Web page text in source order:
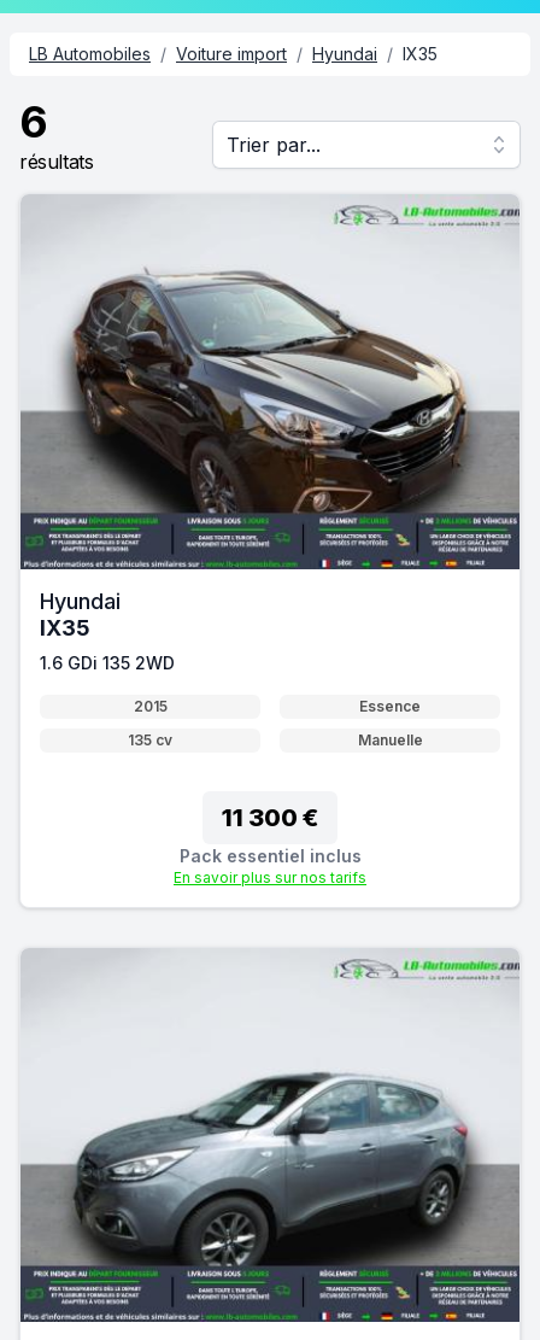
LB Automobiles / Voiture import / Hyundai / IX35
6
résultats
Trier par...
Hyundai
IX35
1.6 GDi 135 2WD
2015
Essence
135 cv
Manuelle
11 300 €
Pack essentiel inclus
En savoir plus sur nos tarifs